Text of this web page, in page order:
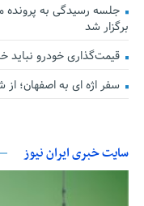
جلسه رسیدگی به
برگزار شد
قیمت‌گذاری خودرو نباید
سفر اژه ای به اصفهان؛
سایت خبری ایران نیوز